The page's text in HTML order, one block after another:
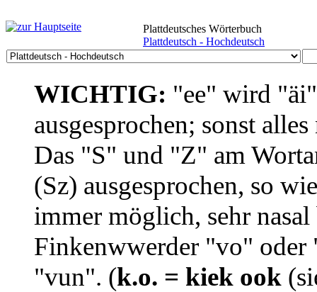
Plattdeutsches Wörterbuch
Plattdeutsch - Hochdeutsch
WICHTIG: "ee" wird
ausgesprochen; sonst
Das "S" und "Z" am
(Sz) ausgesprochen, so
immer möglich, sehr
Finkenwwerder "vo"
"vun". (k.o. = kiek ook